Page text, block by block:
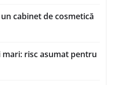
cabinet de cosmetică
risc asumat pentru